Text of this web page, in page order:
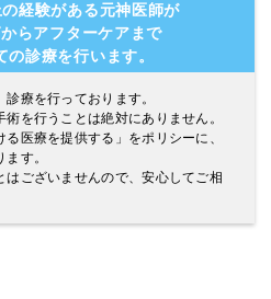
経験がある元神医師が
らアフターケアまで
の診療を行います。
療を行っております。
を行うことは絶対にありません。
る医療を提供する」をポリシーに、
す。
はございませんので、安心してご相